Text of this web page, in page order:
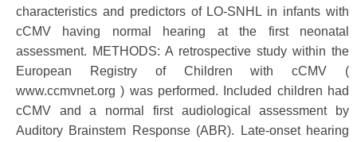
characteristics and predictors of LO-SNHL in infants with
cCMV having normal hearing at the first neonatal
assessment. METHODS: A retrospective study within the
European Registry of Children with cCMV (
www.ccmvnet.org ) was performed. Included children had
cCMV and a normal first audiological assessment by
Auditory Brainstem Response (ABR). Late-onset hearing